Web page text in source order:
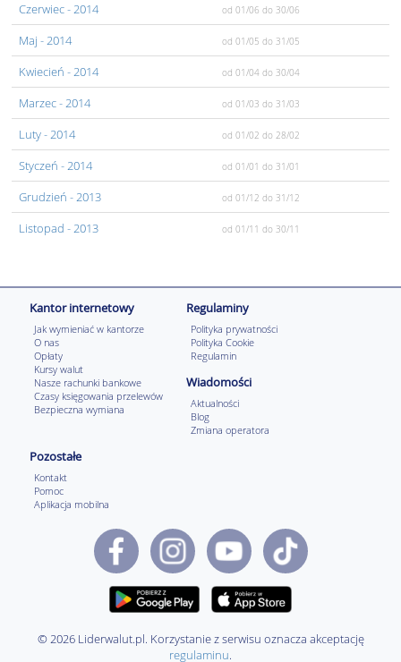
Czerwiec- 2014 od 01/06 do 30/06
Maj - 2014 od 01/05 do 31/05
Kwiecień - 2014 od 01/04 do 30/04
Marzec- 2014 od 01/03 do 31/03
Luty- 2014 od 01/02 do 28/02
Styczeń - 2014 od 01/01 do 31/01
Grudzień - 2013 od 01/12 do 31/12
Listopad - 2013 od 01/11 do 30/11
Kantor internetowy
Jak wymieniać w kantorze
O nas
Opłaty
Kursy walut
Nasze rachunki bankowe
Czasy księgowania przelewów
Bezpieczna wymiana
Regulaminy
Polityka prywatności
Polityka Cookie
Regulamin
Wiadomości
Aktualności
Blog
Zmiana operatora
Pozostałe
Kontakt
Pomoc
Aplikacja mobilna
© 2026 Liderwalut.pl. Korzystanie z serwisu oznacza akceptację
regulaminu.